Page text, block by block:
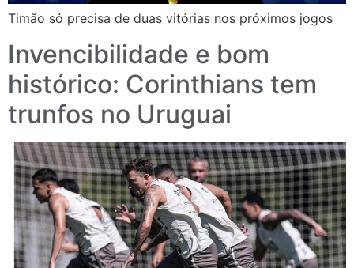
Timão só precisa de duas vitórias nos próximos jogos
Invencibilidade e bom
histórico: Corinthians tem
trunfos no Uruguai